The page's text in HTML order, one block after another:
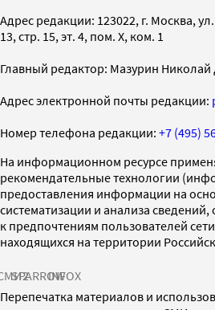
Адрес редакции: 123022, г. Москва,
13, стр. 15, эт. 4, пом. X, ком. 1
Главный редактор: Мазурин
Адрес электронной почты редакции:
Номер телефона редакции: +7 (495)
На информационном ресурсе
рекомендательные технологии
предоставления информации на
систематизации и анализа сведений,
к предпочтениям пользователей
находящихся на территории
SPARROWINFOX
Перепечатка материалов и